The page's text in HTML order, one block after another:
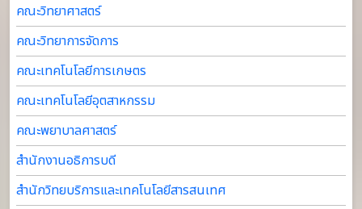
คณะวิทยาศาสตร์
คณะวิทยาการจัดการ
คณะเทคโนโลยีการเกษตร
คณะเทคโนโลยีอุตสาหกรรม
คณะพยาบาลศาสตร์
สำนักงานอธิการบดี
สำนักวิทยบริการและเทคโนโลยีสารสนเทศ